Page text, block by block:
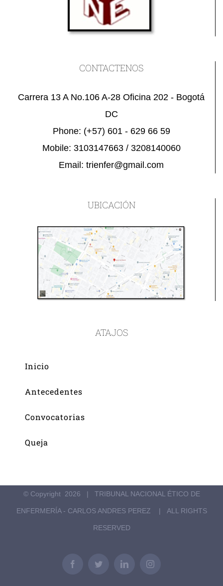
CONTACTENOS
Carrera 13 A No.106 A-28 Oficina 202 - Bogotá
DC
Phone: (+57) 601 - 629 66 59
Mobile: 3103147663 / 3208140060
Email: trienfer@gmail.com
UBICACIÓN
ATAJOS
Inicio
Antecedentes
Convocatorias
Queja
© Copyright 2026 | TRIBUNAL NACIONAL ÉTICO DE
ENFERMERÍA - CARLOS ANDRES PEREZ | ALL RIGHTS
RESERVED
Facebook Twitter LinkedInInstagram